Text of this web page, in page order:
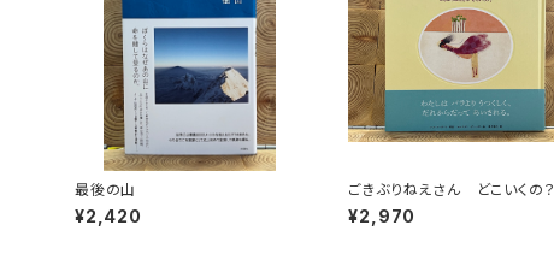
最後の山
¥2,420
ごきぶりねえさん どこいくの？
¥2,970